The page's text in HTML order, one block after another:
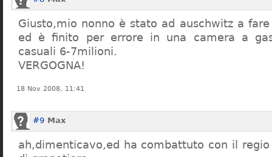
Giusto,mio nonno è stato ad auschwitz a
ed è finito per errore in una camera a
casuali 6-7milioni.
VERGOGNA!
18 Nov 2008, 11:41
#9 Max
ah,dimenticavo,ed ha combattuto con il